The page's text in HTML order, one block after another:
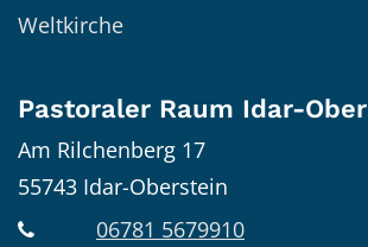
Weltkirche
Pastoraler Raum Idar-
Am Rilchenberg 17
55743 Idar-Oberstein
06781 5679910